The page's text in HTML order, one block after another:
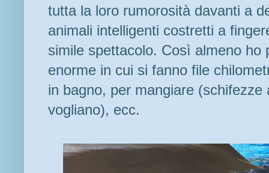
tutta la loro rumorosità davanti a
animali intelligenti costretti a
simile spettacolo. Così almeno ho
enorme in cui si fanno file
in bagno, per mangiare
vogliano), ecc.